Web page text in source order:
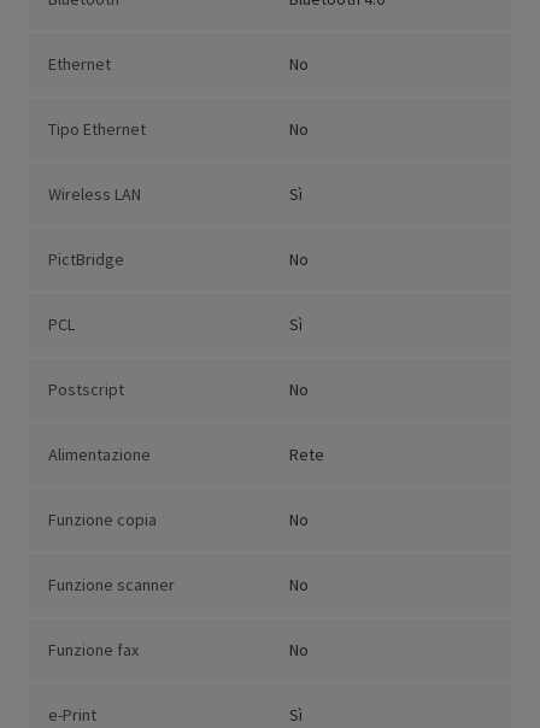
Ethernet No
Tipo Ethernet No
Wireless LAN Sì
PictBridge No
PCL Sì
Postscript No
Alimentazione Rete
Funzione copia No
Funzione scanner No
Funzione fax No
e-Print Sì